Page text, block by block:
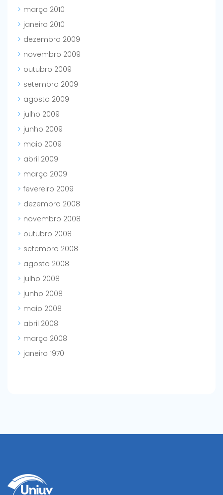
março 2010
janeiro 2010
dezembro 2009
novembro 2009
outubro 2009
setembro 2009
agosto 2009
julho 2009
junho 2009
maio 2009
abril 2009
março 2009
fevereiro 2009
dezembro 2008
novembro 2008
outubro 2008
setembro 2008
agosto 2008
julho 2008
junho 2008
maio 2008
abril 2008
março 2008
janeiro 1970